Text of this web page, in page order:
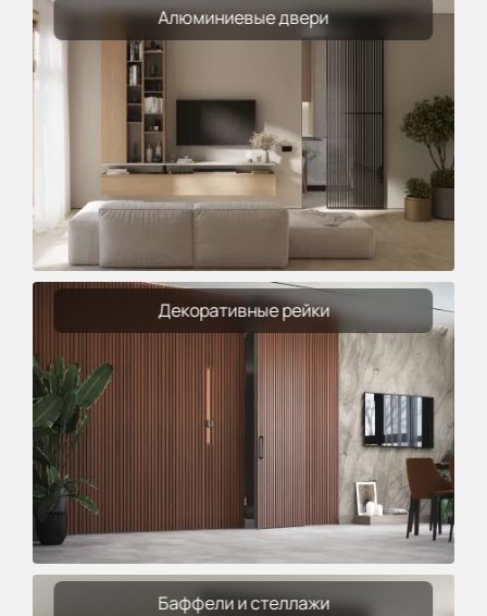
Алюминиевые двери
Декоративные рейки
Баффели и стеллажи